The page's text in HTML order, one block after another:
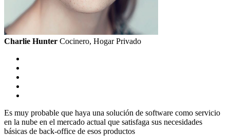
Charlie Hunter Cocinero, Hogar Privado
Es muy probable que haya una solución de software como servicio
en la nube en el mercado actual que satisfaga sus necesidades
básicas de back-office de esos productos